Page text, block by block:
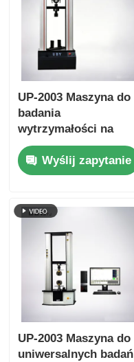
UP-2003 Maszyna do
badania
wytrzymałości na
gięcie z maksymalną
siłą badawczą od 1
kN do 1000 kN,
skutecznym ciosem
Wyślij zapytanie
UP-2003 Maszyna do
uniwersalnych badań